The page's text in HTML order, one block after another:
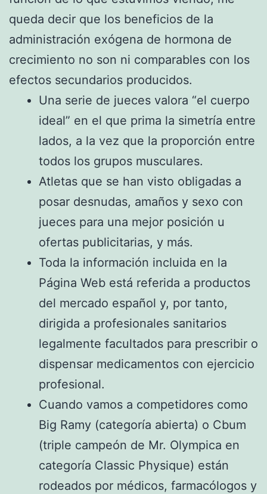
queda decir que los beneficios de la
administración exógena de hormona de
crecimiento no son ni comparables con los
efectos secundarios producidos.
Una serie de jueces valora “el cuerpo
ideal” en el que prima la simetría entre
lados, a la vez que la proporción entre
todos los grupos musculares.
Atletas que se han visto obligadas a
posar desnudas, amaños y sexo con
jueces para una mejor posición u
ofertas publicitarias, y más.
Toda la información incluida en la
Página Web está referida a productos
del mercado español y, por tanto,
dirigida a profesionales sanitarios
legalmente facultados para prescribir o
dispensar medicamentos con ejercicio
profesional.
Cuando vamos a competidores como
Big Ramy (categoría abierta) o Cbum
(triple campeón de Mr. Olympica en
categoría Classic Physique) están
rodeados por médicos, farmacólogos y